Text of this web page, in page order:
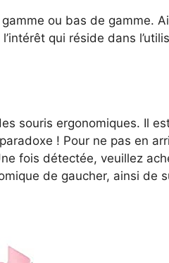
ou bas de gamme.
qui réside dans
souris ergonomiques. Il
paradoxe ! Pour ne pas en
fois détectée, veuillez
de gaucher, ainsi de